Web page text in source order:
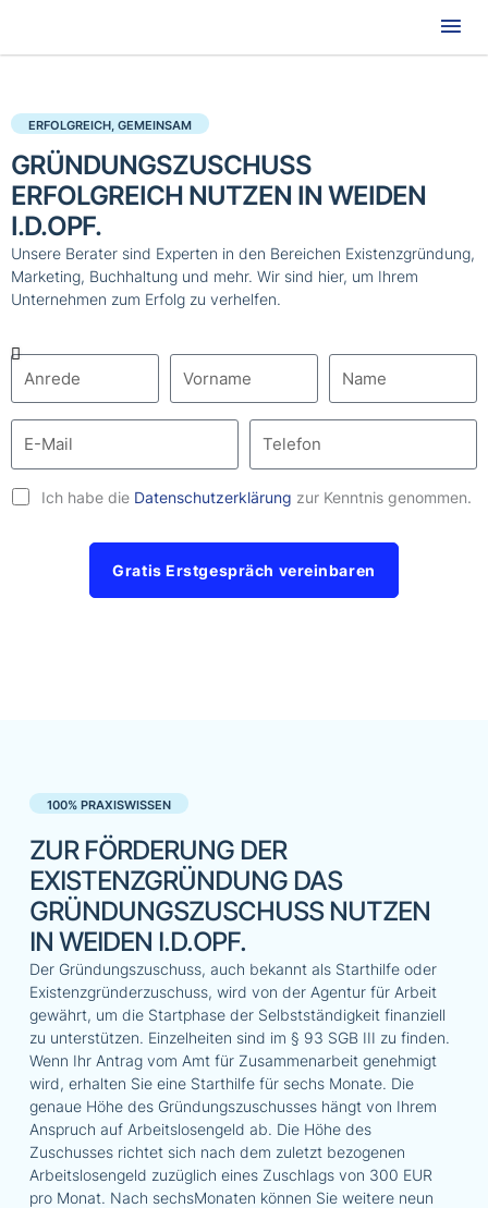
ERFOLGREICH, GEMEINSAM
GRÜNDUNGSZUSCHUSS
ERFOLGREICH NUTZEN IN WEIDEN
I.D.OPF.
Unsere Berater sind Experten in den Bereichen Existenzgründung,
Marketing, Buchhaltung und mehr. Wir sind hier, um Ihrem
Unternehmen zum Erfolg zu verhelfen.
Ich habe die Datenschutzerklärung zur Kenntnis genommen.
Gratis Erstgespräch vereinbaren
100% PRAXISWISSEN
ZUR FÖRDERUNG DER
EXISTENZGRÜNDUNG DAS
GRÜNDUNGSZUSCHUSS NUTZEN
IN WEIDEN I.D.OPF.
Der Gründungszuschuss, auch bekannt als Starthilfe oder
Existenzgründerzuschuss, wird von der Agentur für Arbeit
gewährt, um die Startphase der Selbstständigkeit finanziell
zu unterstützen. Einzelheiten sind im § 93 SGB III zu finden.
Wenn Ihr Antrag vom Amt für Zusammenarbeit genehmigt
wird, erhalten Sie eine Starthilfe für sechs Monate. Die
genaue Höhe des Gründungszuschusses hängt von Ihrem
Anspruch auf Arbeitslosengeld ab. Die Höhe des
Zuschusses richtet sich nach dem zuletzt bezogenen
Arbeitslosengeld zuzüglich eines Zuschlags von 300 EUR
pro Monat. Nach sechsMonaten können Sie weitere neun